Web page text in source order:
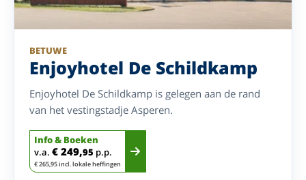
BETUWE
Enjoyhotel De Schildkamp
Enjoyhotel De Schildkamp is gelegen aan de rand
van het vestingstadje Asperen.
Info & Boeken
v.a. € 249,95 p.p.
€ 265,95 incl. lokale heffingen